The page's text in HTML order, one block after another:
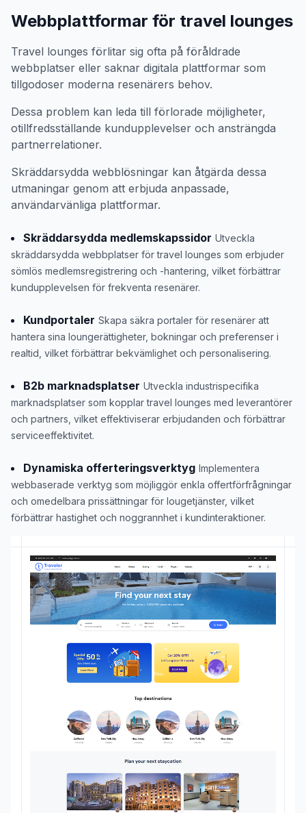
Webbplattformar för travel lounges
Travel lounges förlitar sig ofta på föråldrade
webbplatser eller saknar digitala plattformar som
tillgodoser moderna resenärers behov.
Dessa problem kan leda till förlorade möjligheter,
otillfredsställande kundupplevelser och ansträngda
partnerrelationer.
Skräddarsydda webblösningar kan åtgärda dessa
utmaningar genom att erbjuda anpassade,
användarvänliga plattformar.
Skräddarsydda medlemskapssidor Utveckla
skräddarsydda webbplatser för travel lounges som erbjuder
sömlös medlemsregistrering och -hantering, vilket förbättrar
kundupplevelsen för frekventa resenärer.
Kundportaler Skapa säkra portaler för resenärer att
hantera sina loungerättigheter, bokningar och preferenser i
realtid, vilket förbättrar bekvämlighet och personalisering.
B2b marknadsplatser Utveckla industrispecifika
marknadsplatser som kopplar travel lounges med leverantörer
och partners, vilket effektiviserar erbjudanden och förbättrar
serviceeffektivitet.
Dynamiska offerteringsverktyg Implementera
webbaserade verktyg som möjliggör enkla offertförfrågningar
och omedelbara prissättningar för lougetjänster, vilket
förbättrar hastighet och noggrannhet i kundinteraktioner.